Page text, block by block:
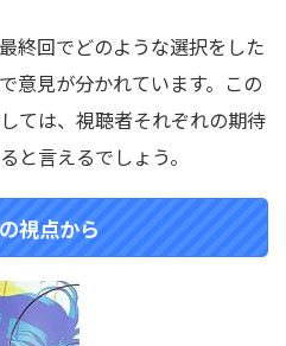
終回でどのような選択をした
意見が分かれています。この
ては、視聴者それぞれの期待
と言えるでしょう。
視点から